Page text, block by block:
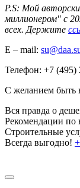
P.S: Мой
миллионером" с
всех. Держите
E – mail:
Телефон: +7 (495)
С желанием быть
Вся правда о
Рекомендации по
Строительные
Всегда выгодно!